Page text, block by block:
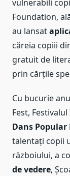
vulnerabili
Foundation,
au lansat
căreia copiii
gratuit de
prin cărțile
Cu bucurie
Fest,
Dans
talentați copii
războiului, a
de vedere,